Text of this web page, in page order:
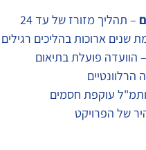
– תהליך מזורז של עד 24
שנים ארוכות בהליכים רגילים
– הוועדה פועלת בתיאום
עוקפת חסמים
של הפרויקט